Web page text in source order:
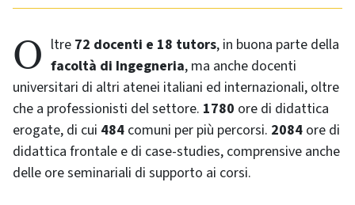
Oltre 72 docenti e 18 tutors, in buona parte della
facoltà di Ingegneria, ma anche docenti
universitari di altri atenei italiani ed internazionali, oltre
che a professionisti del settore. 1780 ore di didattica
erogate, di cui 484 comuni per più percorsi. 2084 ore di
didattica frontale e di case-studies, comprensive anche
delle ore seminariali di supporto ai corsi.